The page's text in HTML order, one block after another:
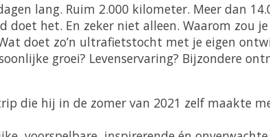
lang. Ruim 2.000 kilometer. Meer dan
het. En zeker niet alleen. Waarom zou
doet zo’n ultrafietstocht met je eigen
groei? Levenservaring? Bijzondere
die hij in de zomer van 2021 zelf maakte